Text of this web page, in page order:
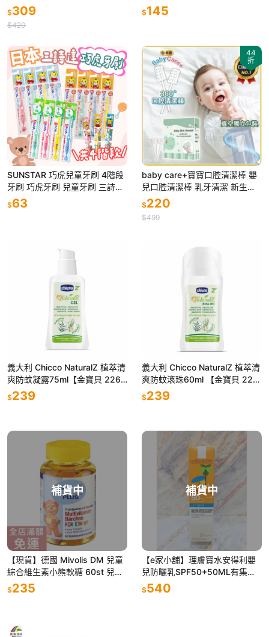
$309
$420
牙噴霧 寶寶潔牙 6M+
$145
SUNSTAR 巧虎兒童牙刷 4階段
牙刷 巧虎牙刷 兒童牙刷 三詩達
日本
$63
44
折
baby care+寶寶口腔清潔棒 嬰
兒口腔清潔棒 乳牙清潔 新生嬰
幼兒刷牙棉棒 洗舌苔神器
$220
$499
義大利 Chicco NaturalZ 植萃清
爽防蚊凝露75ml【金寶貝 2263
13】
$239
義大利 Chicco NaturalZ 植萃清
爽防蚊滾珠60ml 【金寶貝 226
312】
$239
補貨中
【現貨】德國 Mivolis DM 兒童
綜合維生素小熊軟糖 60st 兒童
軟糖 合格中文標 合格食品登錄
$235
補貨中
【e家小舖】理膚寶水安得利嬰
兒防曬乳SPF50+50ML有集點
序號公司貨
$540